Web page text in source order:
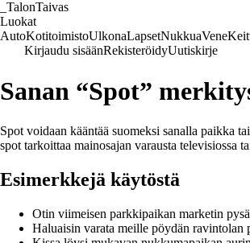
TalonTaivas
Luokat
AutoKotitoimistoUlkonaLapsetNukkuaVene
Kirjaudu sisäänRekisteröidyUutiskirje
Sanan “Spot”
Spot voidaan kääntää suomeksi sanalla paikka
spot tarkoittaa mainosajan varausta televisiossa
Esimerkkejä käytöstä
Otin viimeisen parkkipaikan marketin
Haluaisin varata meille pöydän ravintolan